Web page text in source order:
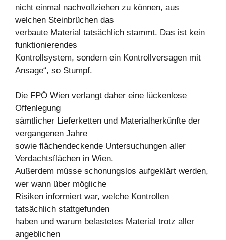
nicht einmal nachvollziehen zu können, aus
welchen Steinbrüchen das
verbaute Material tatsächlich stammt. Das ist kein
funktionierendes
Kontrollsystem, sondern ein Kontrollversagen mit
Ansage“, so Stumpf.
Die FPÖ Wien verlangt daher eine lückenlose
Offenlegung
sämtlicher Lieferketten und Materialherkünfte der
vergangenen Jahre
sowie flächendeckende Untersuchungen aller
Verdachtsflächen in Wien.
Außerdem müsse schonungslos aufgeklärt werden,
wer wann über mögliche
Risiken informiert war, welche Kontrollen
tatsächlich stattgefunden
haben und warum belastetes Material trotz aller
angeblichen